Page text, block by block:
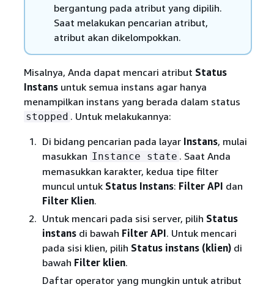
bergantung pada atribut yang dipilih.
Saat melakukan pencarian atribut,
atribut akan dikelompokkan.
Misalnya, Anda dapat mencari atribut Status
Instansuntuk semua instans agar hanya
menampilkan instans yang berada dalam status
stopped . Untuk melakukannya:
Di bidang pencarian pada layar Instans, mulai
masukkan Instance state . Saat Anda
memasukkan karakter, kedua tipe filter
muncul untuk Status Instans: Filter API dan
Filter Klien.
Untuk mencari pada sisi server, pilih Status
instansdi bawah Filter API. Untuk mencari
pada sisi klien, pilih Status instans (klien)di
bawah Filter klien.
Daftar operator yang mungkin untuk atribut